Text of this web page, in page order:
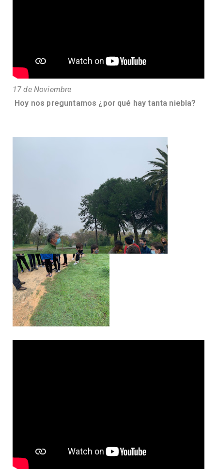
17 de Noviembre
Hoy nos preguntamos ¿por qué hay tanta niebla?